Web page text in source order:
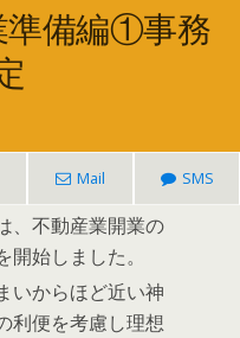
備編①事務
Mail SMS
、不動産業開業の
始しました。
いからほど近い神
利便を考慮し理想